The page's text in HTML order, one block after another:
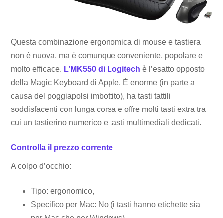
Questa combinazione ergonomica di mouse e tastiera
non è nuova, ma è comunque conveniente, popolare e
molto efficace. L’MK550 di Logitech è l’esatto opposto
della Magic Keyboard di Apple. È enorme (in parte a
causa del poggiapolsi imbottito), ha tasti tattili
soddisfacenti con lunga corsa e offre molti tasti extra tra
cui un tastierino numerico e tasti multimediali dedicati.
Controlla il prezzo corrente
A colpo d’occhio:
Tipo: ergonomico,
Specifico per Mac: No (i tasti hanno etichette sia